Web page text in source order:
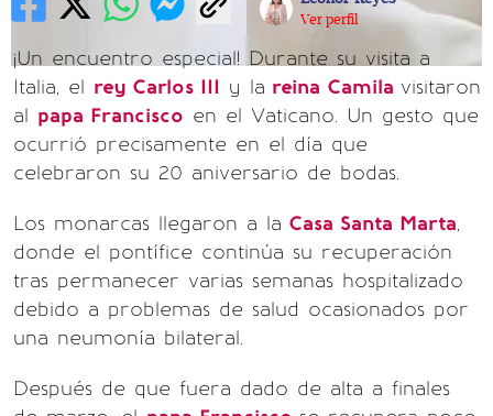
Ver perfil
¡Un encuentro especial! Durante su visita a
Italia, el rey Carlos III y la reina Camila visitaron
al papa Francisco en el Vaticano. Un gesto que
ocurrió precisamente en el día que
celebraron su 20 aniversario de bodas.
Los monarcas llegaron a la Casa Santa Marta,
donde el pontífice continúa su recuperación
tras permanecer varias semanas hospitalizado
debido a problemas de salud ocasionados por
una neumonía bilateral.
Después de que fuera dado de alta a finales